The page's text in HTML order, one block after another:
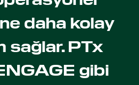
daha kolay
sağlar. PTx
gibi